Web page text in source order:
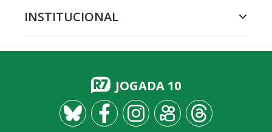
INSTITUCIONAL
JOGADA 10